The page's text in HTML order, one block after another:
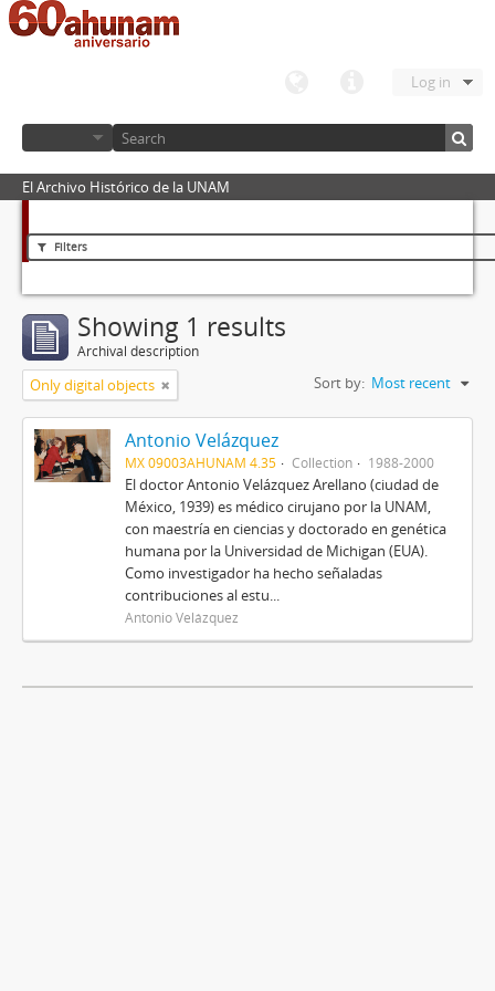
Log in
El Archivo Histórico de la UNAM
Filters
Showing 1 results
Archival description
Only digital objects Sort by: Most recent
Antonio Velázquez
MX 09003AHUNAM 4.35 Collection 1988-2000
El doctor Antonio Velázquez Arellano (ciudad de
México, 1939) es médico cirujano por la UNAM,
con maestría en ciencias y doctorado en genética
humana por la Universidad de Michigan (EUA).
Como investigador ha hecho señaladas
contribuciones al estu...
Antonio Velázquez